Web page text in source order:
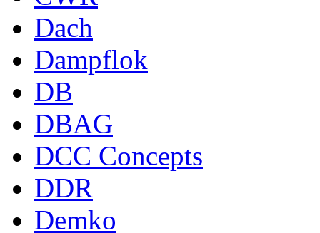
Dach
Dampflok
DB
DBAG
DCC Concepts
DDR
Demko